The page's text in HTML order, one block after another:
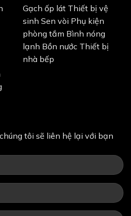
Gạch ốp lát Thiết bị vệ
sinh Sen vòi Phụ kiện
phòng tắm Bình nóng
lạnh Bồn nước Thiết bị
nhà bếp
tôi sẽ liên hệ lại với bạn